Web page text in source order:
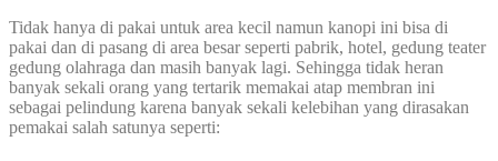
Tidak hanya di pakai untuk area kecil namun kanopi ini bisa di
pakai dan di pasang di area besar seperti pabrik, hotel, gedung teater
gedung olahraga dan masih banyak lagi. Sehingga tidak heran
banyak sekali orang yang tertarik memakai atap membran ini
sebagai pelindung karena banyak sekali kelebihan yang dirasakan
pemakai salah satunya seperti: